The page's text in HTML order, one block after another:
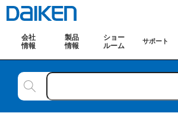
会社
情報
製品
情報
ショー
ルーム
サポート